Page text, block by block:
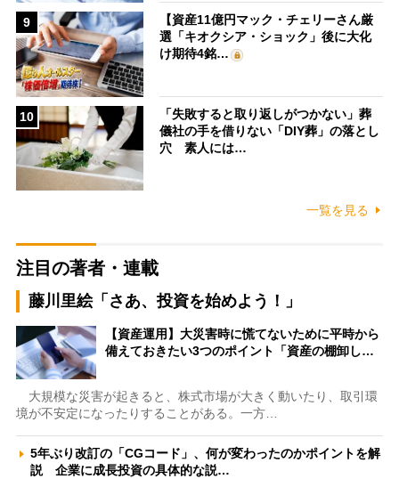
9
【資産11億円マック・チェリーさん厳
選「キオクシア・ショック」後に大化
け期待4銘…
10
「失敗すると取り返しがつかない」葬
儀社の手を借りない「DIY葬」の落とし
穴 素人には…
一覧を見る
注目の著者・連載
藤川里絵「さあ、投資を始めよう！」
【資産運用】大災害時に慌てないために平時から
備えておきたい3つのポイント「資産の棚卸し…
大規模な災害が起きると、株式市場が大きく動いたり、取引環
境が不安定になったりすることがある。一方…
5年ぶり改訂の「CGコード」、何が変わったのかポイントを解
説 企業に成長投資の具体的な説…